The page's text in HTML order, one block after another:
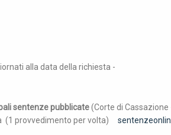
alla data della richiesta -
sentenze pubblicate(Corte di Cassazione
(1 provvedimento per volta)